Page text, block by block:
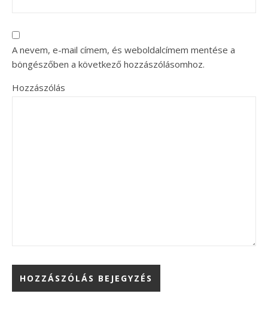
A nevem, e-mail címem, és weboldalcímem mentése a
böngészőben a következő hozzászólásomhoz.
Hozzászólás